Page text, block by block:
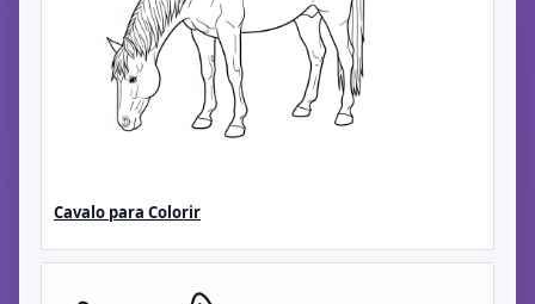
Cavalo para Colorir